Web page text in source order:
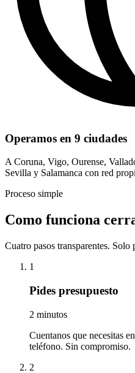
Operamos en 9 ciudades
A Coruna, Vigo, Ourense,
Sevilla y Salamanca con red
Proceso simple
Como funciona
Cuatro pasos transparentes. Solo
1
Pides presupuesto
2 minutos
Cuentanos que necesitas
teléfono. Sin compromiso.
2